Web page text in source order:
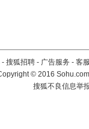
- 搜狐招聘 - 广告服务 - 客
©2016
搜狐不良信息举